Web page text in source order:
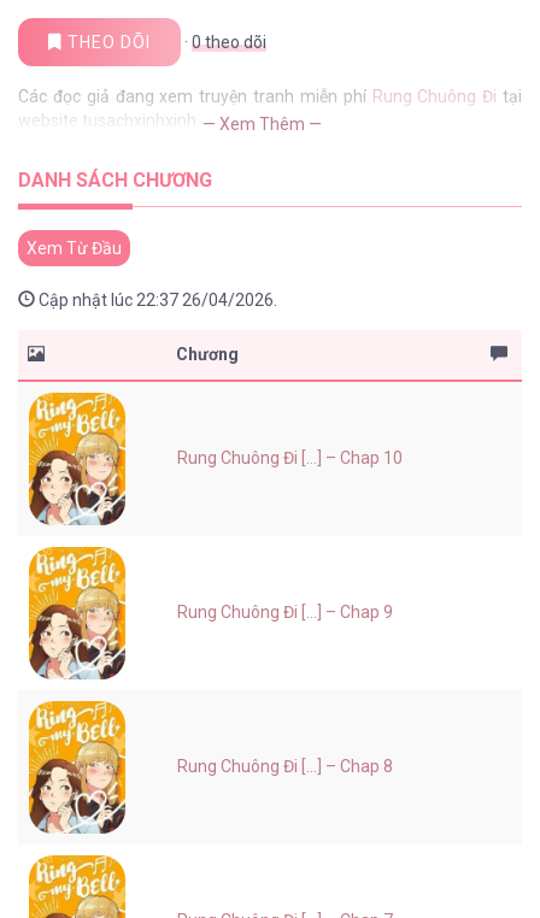
THEO DÕI · 0theo dõi
Các đọc giả đang xem truyện tranh miễn phí Rung Chuông Đi tại
website tusachxinhxinh — Xem Thêm —
DANH SÁCH CHƯƠNG
Xem Từ Đầu
Cập nhật lúc 22:37 26/04/2026.
Chương
Rung Chuông Đi [...] – Chap 10
Rung Chuông Đi [...] – Chap 9
Rung Chuông Đi [...] – Chap 8